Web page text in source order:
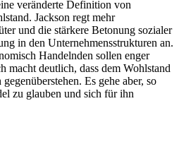
veränderte Definition von
Jackson regt mehr
und die stärkere Betonung sozialer
in den Unternehmensstrukturen an.
Handelnden sollen enger
macht deutlich, dass dem Wohlstand
Es gehe aber, so
zu glauben und sich für ihn